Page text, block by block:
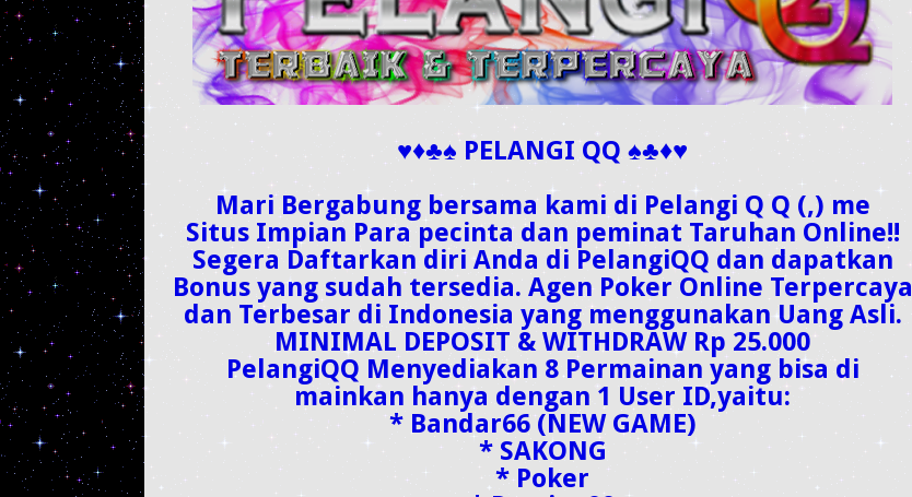
♥♦♣♠ PELANGI QQ ♠♣♦♥
Mari Bergabung bersama kami di Pelangi Q Q (,) me
Situs Impian Para pecinta dan peminat Taruhan Online!!
Segera Daftarkan diri Anda di PelangiQQ dan dapatkan
Bonus yang sudah tersedia. Agen Poker Online Terpercaya
dan Terbesar di Indonesia yang menggunakan Uang Asli.
MINIMAL DEPOSIT & WITHDRAW Rp 25.000
PelangiQQ Menyediakan 8 Permainan yang bisa di
mainkan hanya dengan 1 User ID,yaitu:
* Bandar66 (NEW GAME)
* SAKONG
* Poker